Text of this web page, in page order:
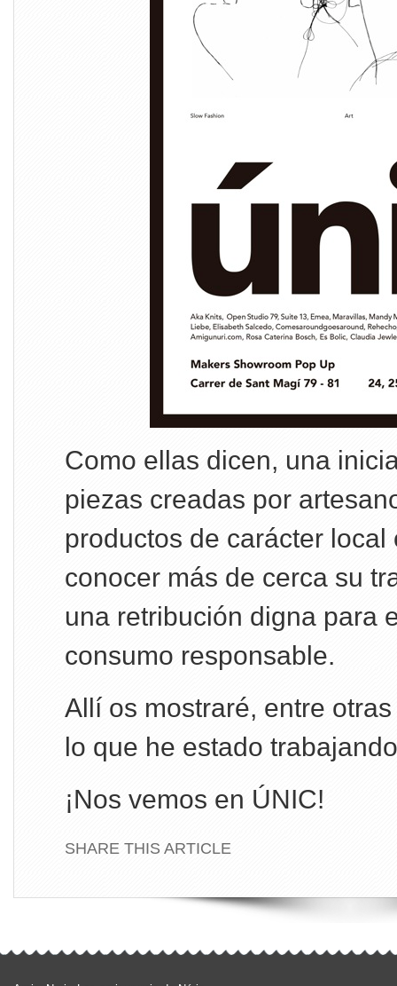
Como ellas dicen, una
piezas creadas por
productos de carácter local
conocer más de cerca su
una retribución digna para
consumo responsable.
Allí os mostraré, entre
lo que he estado
¡Nos vemos en ÚNIC!
SHARE THIS ARTICLE